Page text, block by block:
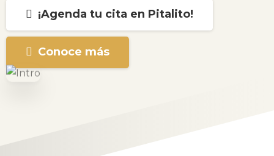
¡Agenda tu cita en Pitalito!
Conoce más